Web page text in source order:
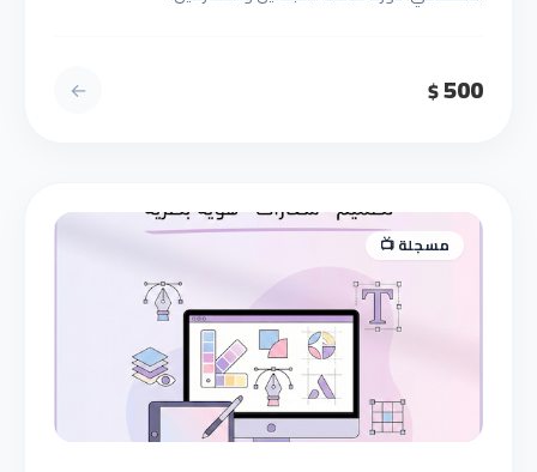
500
$
←
مسجلة 📺